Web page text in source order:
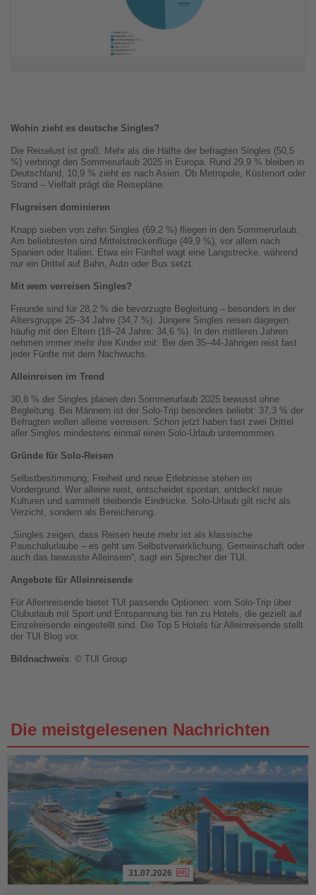
Wohin zieht es deutsche Singles?
Die Reiselust ist groß: Mehr als die Hälfte der befragten Singles (50,5
%) verbringt den Sommerurlaub 2025 in Europa. Rund 29,9 % bleiben in
Deutschland, 10,9 % zieht es nach Asien. Ob Metropole, Küstenort oder
Strand – Vielfalt prägt die Reisepläne.
Flugreisen dominieren
Knapp sieben von zehn Singles (69,2 %) fliegen in den Sommerurlaub.
Am beliebtesten sind Mittelstreckenflüge (49,9 %), vor allem nach
Spanien oder Italien. Etwa ein Fünftel wagt eine Langstrecke, während
nur ein Drittel auf Bahn, Auto oder Bus setzt.
Mit wem verreisen Singles?
Freunde sind für 28,2 % die bevorzugte Begleitung – besonders in der
Altersgruppe 25–34 Jahre (34,7 %). Jüngere Singles reisen dagegen
häufig mit den Eltern (18–24 Jahre: 34,6 %). In den mittleren Jahren
nehmen immer mehr ihre Kinder mit: Bei den 35–44-Jährigen reist fast
jeder Fünfte mit dem Nachwuchs.
Alleinreisen im Trend
30,8 % der Singles planen den Sommerurlaub 2025 bewusst ohne
Begleitung. Bei Männern ist der Solo-Trip besonders beliebt: 37,3 % der
Befragten wollen alleine verreisen. Schon jetzt haben fast zwei Drittel
aller Singles mindestens einmal einen Solo-Urlaub unternommen.
Gründe für Solo-Reisen
Selbstbestimmung, Freiheit und neue Erlebnisse stehen im
Vordergrund. Wer alleine reist, entscheidet spontan, entdeckt neue
Kulturen und sammelt bleibende Eindrücke. Solo-Urlaub gilt nicht als
Verzicht, sondern als Bereicherung.
„Singles zeigen, dass Reisen heute mehr ist als klassische
Pauschalurlaube – es geht um Selbstverwirklichung, Gemeinschaft oder
auch das bewusste Alleinsein“, sagt ein Sprecher der TUI.
Angebote für Alleinreisende
Für Alleinreisende bietet TUI passende Optionen: vom Solo-Trip über
Cluburlaub mit Sport und Entspannung bis hin zu Hotels, die gezielt auf
Einzelreisende eingestellt sind. Die Top 5 Hotels für Alleinreisende stellt
der TUI Blog vor.
Bildnachweis: © TUI Group
Die meistgelesenen Nachrichten
31.07.2026